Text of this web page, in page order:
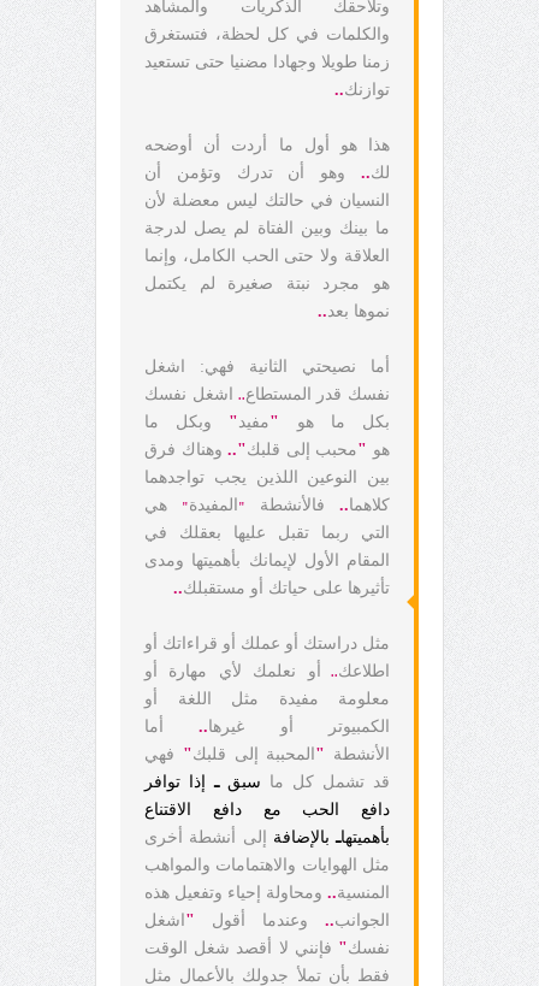
وتلاحقك الذكريات والمشاهد
والكلمات في كل لحظة، فتستغرق
زمنا طويلا وجهادا مضنيا حتى تستعيد
توازنك..
هذا هو أول ما أردت أن أوضحه
لك.. وهو أن تدرك وتؤمن أن
النسيان في حالتك ليس معضلة لأن
ما بينك وبين الفتاة لم يصل لدرجة
العلاقة ولا حتى الحب الكامل، وإنما
هو مجرد نبتة صغيرة لم يكتمل
نموها بعد ..
أما نصيحتي الثانية فهي: اشغل
نفسك قدر المستطاع..
اشغل نفسك
بكل ما هو "مفيد " وبكل ما
هو "محبب إلى قلبك".. وهناك فرق
بين النوعين اللذين يجب تواجدهما
كلاهما .. فالأنشطة " المفيدة"
هي
التي ربما تقبل عليها بعقلك في
المقام الأول لإيمانك بأهميتها ومدى
تأثيرها على حياتك أو مستقبلك..
مثل دراستك أو عملك أو قراءاتك أو
اطلاعك..
أو نعلمك لأي مهارة أو
معلومة مفيدة مثل اللغة أو
الكمبيوتر أو غيرها ..
أما
الأنشطة " المحببة إلى قلبك" فهي
قد تشمل كل ما سبق ـإذا توافر
دافع الحب مع دافع الاقتناع
بأهميتهاـبالإضافة
إلى أنشطة أخرى
مثل الهوايات والاهتمامات والمواهب
المنسية.. ومحاولة إحياء وتفعيل هذه
الجوانب.. وعندما أقول " اشغل
نفسك" فإنني لا أقصد شغل الوقت
فقط بأن تملأ جدولك بالأعمال مثل